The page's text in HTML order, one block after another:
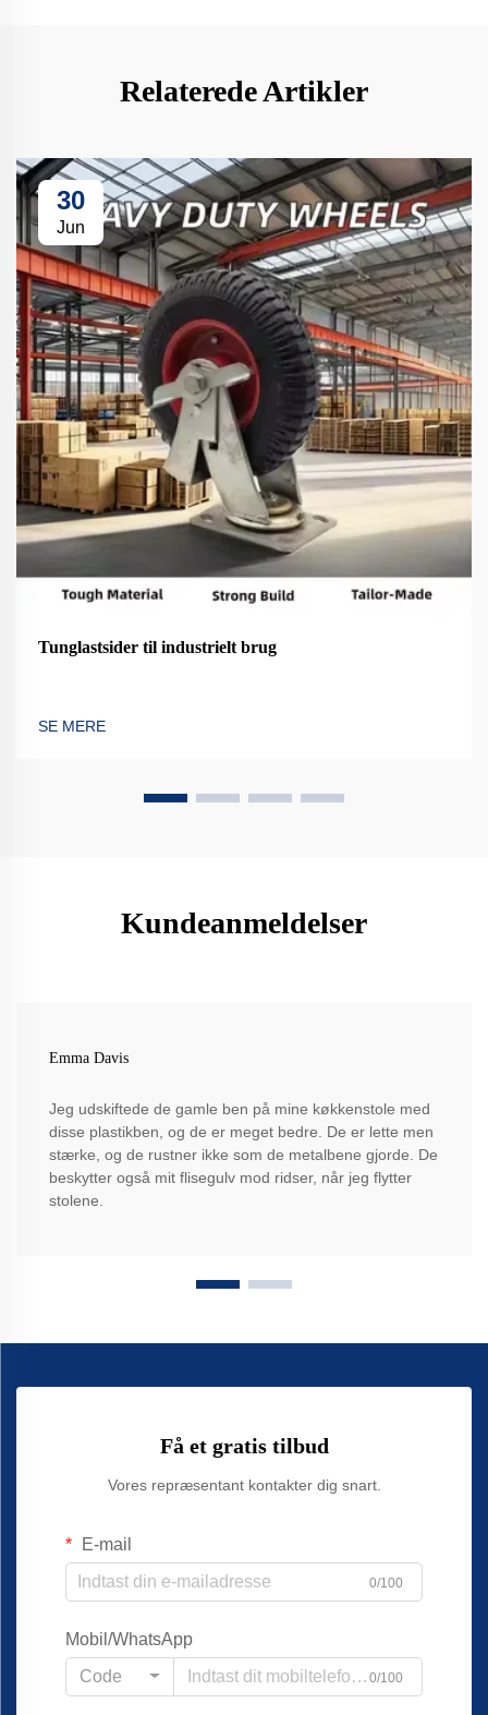
Relaterede Artikler
30
Jun
Tunglastsider til industrielt brug
SE MERE
Kundeanmeldelser
Emma Davis
Jeg udskiftede de gamle ben på mine køkkenstole med
disse plastikben, og de er meget bedre. De er lette men
stærke, og de rustner ikke som de metalbene gjorde. De
beskytter også mit flisegulv mod ridser, når jeg flytter
stolene.
Få et gratis tilbud
Vores repræsentant kontakter dig snart.
E-mail
0/100
Mobil/WhatsApp
Code
0/100